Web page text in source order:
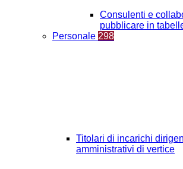
Consulenti e
pubblicare in
Personale 298
Titolari di incarichi
amministrativi di vertice